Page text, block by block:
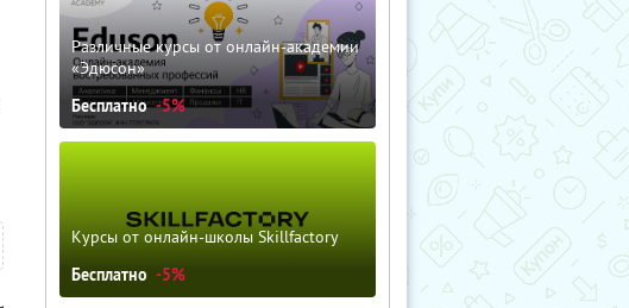
Различные курсы от онлайн-академии
«Эдюсон»
Бесплатно -5%
Курсы от онлайн-школы Skillfactory
Бесплатно -5%